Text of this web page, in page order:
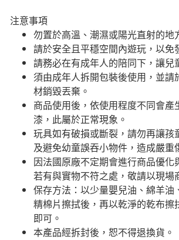
注意事項
勿置於高溫、潮濕或陽光直射的地
請於安全且平穩空間內遊玩，以免
請務必在有成年人的陪同下，讓兒
須由成年人拆開包裝後使用，並請
材銷毀丟棄。
商品使用後，依使用程度不同會產
漆，此屬於正常現象。
玩具如有破損或斷裂，請勿再讓孩
及避免幼童誤吞小物件，造成嚴重
因法國原廠不定期會進行商品優化
若有與實物不符之處，敬請以現場
保存方法：以少量嬰兒油、綿羊油
精棉片擦拭後，再以乾淨的乾布擦
即可。
本產品經拆封後，恕不得退換貨。